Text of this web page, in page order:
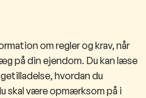
om regler og krav, når
på din ejendom. Du kan læse
hvordan du
skal være opmærksom på i